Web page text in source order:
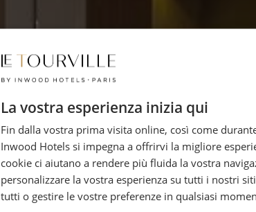
La vostra esperienza inizia qui
Fin dalla vostra prima visita online, così come
Inwood Hotels si impegna a offrirvi la migliore
cookie ci aiutano a rendere più fluida la vostra
personalizzare la vostra esperienza su tutti i nostri
tutti o gestire le vostre preferenze in qualsiasi